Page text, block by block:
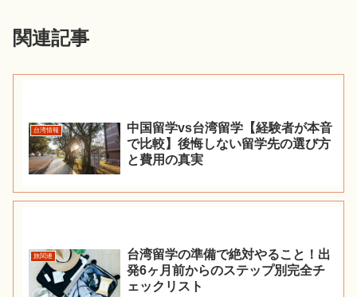
関連記事
台湾情報
中国留学vs台湾留学【経験者が本音
で比較】後悔しない留学先の選び方
と費用の真実
旅関連
台湾留学の準備で絶対やること！出
発6ヶ月前からのステップ別完全チ
ェックリスト